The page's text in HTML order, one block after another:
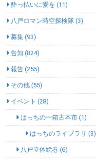
酔っ払いに愛を (11)
八戸ロマン時空探検隊 (3)
募集 (93)
告知 (824)
報告 (255)
その他 (55)
イベント (28)
はっちの一箱古本市 (1)
はっちのライブラリ (3)
八戸立体絵巻 (6)